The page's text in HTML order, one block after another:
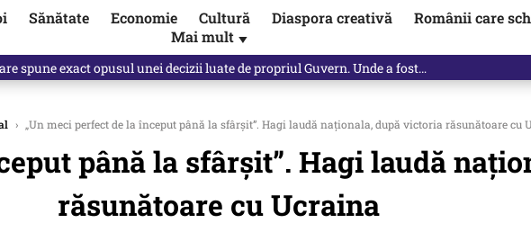
Sănătate Economie Cultură Diaspora creativă
Românii care
Mai mult ▼
spune exact opusul unei decizii luate de propriul Guvern. Unde a fost…
› „Un meci perfect de la început până la sfârșit”. Hagi laudă naționala, după victoria răsunătoare cu
până la sfârșit”. Hagi laudă
răsunătoare cu Ucraina